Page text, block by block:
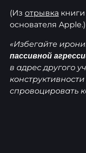
(Из отрывка
основателя Apple.)
«Избегайте
пассивной
в адрес другого
спровоцировать